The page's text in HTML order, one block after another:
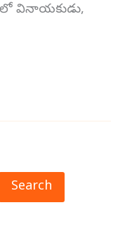
వినాయకుడు,
Search